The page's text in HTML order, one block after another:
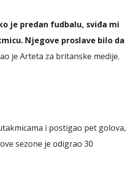
je predan fudbalu, sviđa mi
Njegove proslave bilo da
je Arteta za britanske medije.
i postigao pet golova,
sezone je odigrao 30